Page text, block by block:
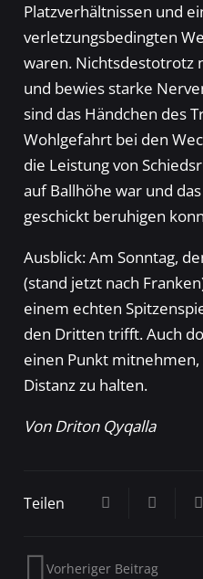
Platzverhältnissen und
verletzungsbedingten
waren. Nichtsdestotrotz
und bewies starke
sind das Händchen des
Wohlgefahrt bei den
die Leistung von
auf Ballhöhe war und
geschickt beruhigen
Ausblick: Am Sonntag,
(stand jetzt nach
einem echten
den Dritten trifft. Auch
einen Punkt
Distanz zu halten.
Von Driton Qyqalla
Teilen
Vorheriger Beitrag